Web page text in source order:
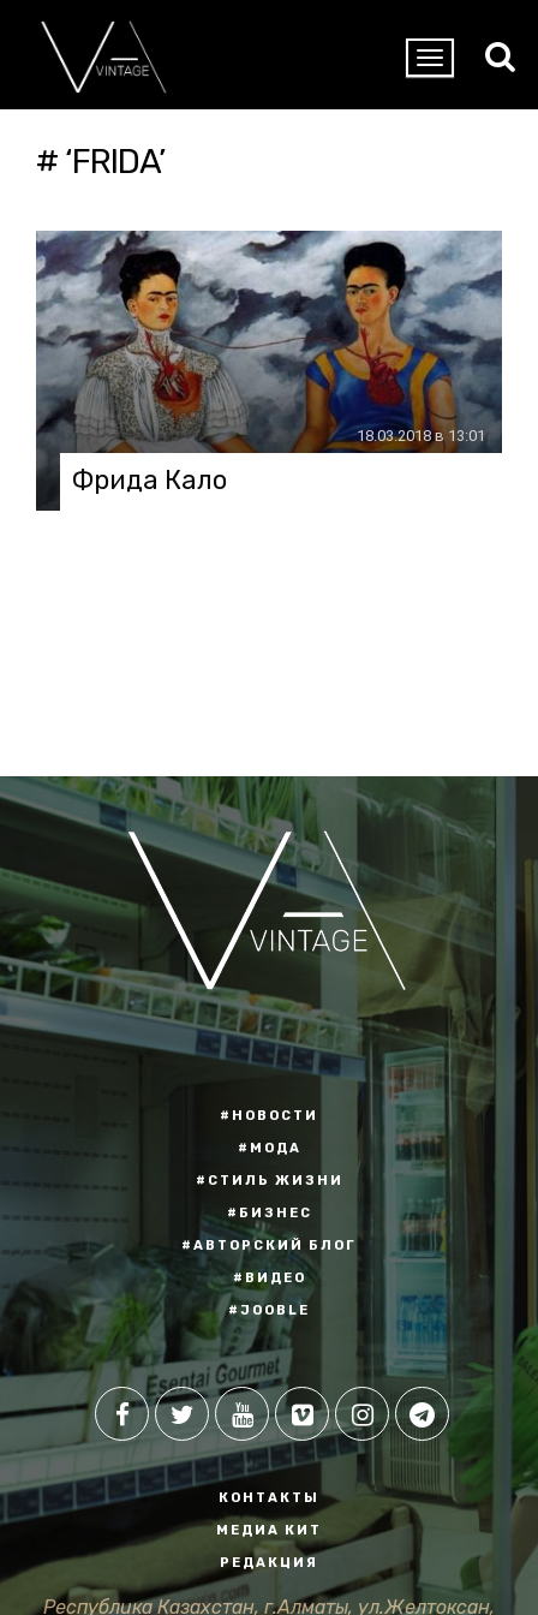
# ‘FRIDA’
18.03.2018 в 13:01
Фрида Кало
#НОВОСТИ
#МОДА
#СТИЛЬ ЖИЗНИ
#БИЗНЕС
#АВТОРСКИЙ БЛОГ
#ВИДЕО
#JOOBLE
КОНТАКТЫ
МЕДИА КИТ
РЕДАКЦИЯ
Республика Казахстан, г.Алматы, ул.Желтоксан,